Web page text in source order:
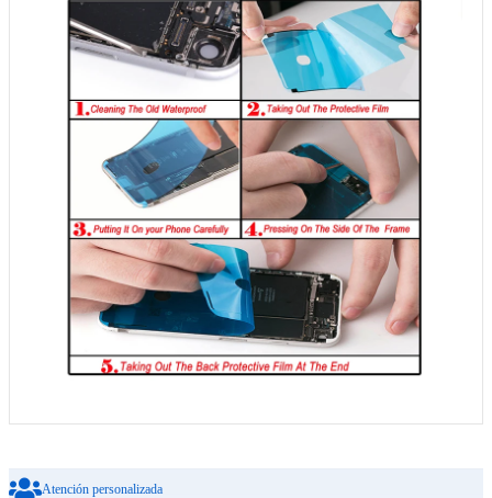
Atención personalizada